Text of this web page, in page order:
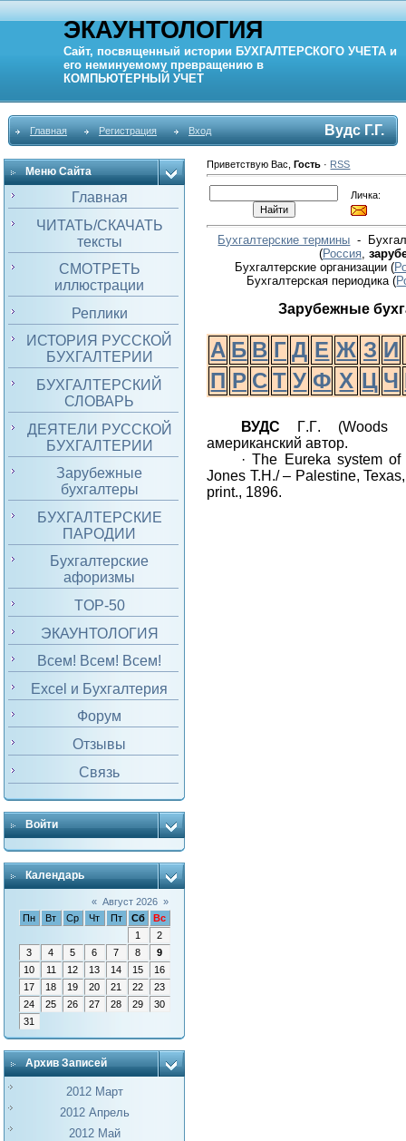
ЭКАУНТОЛОГИЯ
Сайт, посвященный истории БУХГАЛТЕРСКОГО УЧЕТА и
его неминуемому превращению в
КОМПЬЮТЕРНЫЙ УЧЕТ
Главная Регистрация Вход Вудс Г.Г.
Меню Сайта
Главная
ЧИТАТЬ/СКАЧАТЬ
тексты
СМОТРЕТЬ
иллюстрации
Реплики
ИСТОРИЯ РУССКОЙ
БУХГАЛТЕРИИ
БУХГАЛТЕРСКИЙ
СЛОВАРЬ
ДЕЯТЕЛИ РУССКОЙ
БУХГАЛТЕРИИ
Зарубежные
бухгалтеры
БУХГАЛТЕРСКИЕ
ПАРОДИИ
Бухгалтерские
афоризмы
TOP-50
ЭКАУНТОЛОГИЯ
Всем! Всем! Всем!
Excel и Бухгалтерия
Форум
Отзывы
Связь
Войти
Календарь
« Август 2026 »
Пн
Вт Ср Чт Пт Сб
Вс
1
2
3
4 5 6 7 8
9
10
11 12 13 14 15
16
17
18 19 20 21 22
23
24
25 26 27 28 29
30
31
Архив Записей
2012 Март
2012 Апрель
2012 Май
Приветствую Вас ,Гость · RSS
Личка:
Бухгалтерские термины -
(Россия,
Бухгалтерские организации (
Бухгалтерская периодика(
Зарубежные
А Б В Г Д Е Ж З И
П Р С Т У Ф Х Ц Ч
ВУДС Г.Г. (Woods
американский автор.
· The Eureka system of
Jones T.H./ – Palestine,
print., 1896.